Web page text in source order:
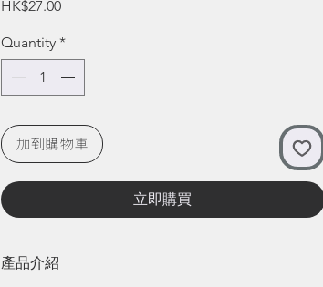
HK$27.00Price
Quantity *
加到購物車
立即購買
產品介紹